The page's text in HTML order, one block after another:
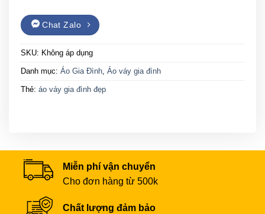
Chat Zalo
SKU: Không áp dụng
Danh mục: Áo Gia Đình, Áo váy gia đình
Thẻ: áo váy gia đình đẹp
Miễn phí vận chuyển
Cho đơn hàng từ 500k
Chất lượng đảm bảo